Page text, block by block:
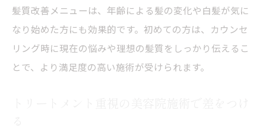
髪質改善メニューは、年齢による髪の変化や白髪が気に
なり始めた方にも効果的です。初めての方は、カウンセ
リング時に現在の悩みや理想の髪質をしっかり伝えるこ
とで、より満足度の高い施術が受けられます。